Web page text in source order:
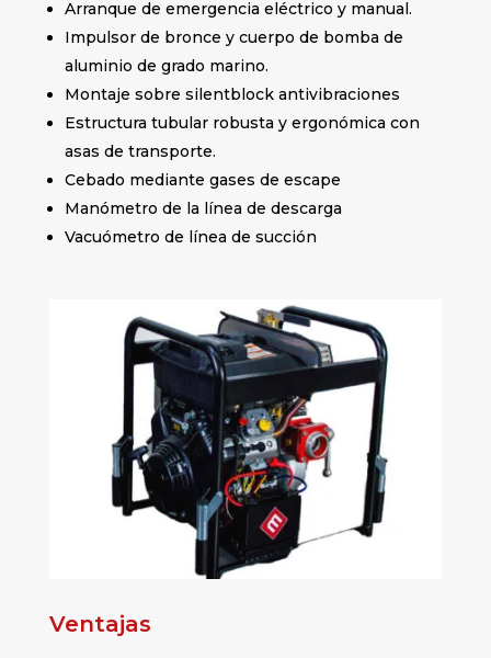
Arranque de emergencia eléctrico y manual.
Impulsor de bronce y cuerpo de bomba de
aluminio de grado marino.
Montaje sobre silentblock antivibraciones
Estructura tubular robusta y ergonómica con
asas de transporte.
Cebado mediante gases de escape
Manómetro de la línea de descarga
Vacuómetro de línea de succión
Ventajas